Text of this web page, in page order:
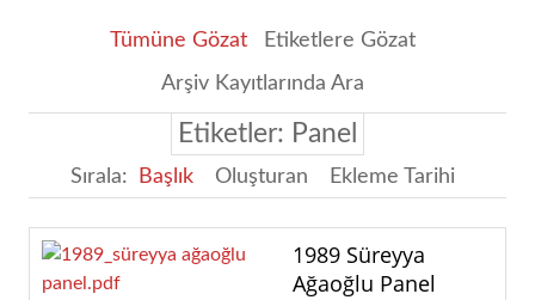
Tümüne Gözat
Etiketlere Gözat
Arşiv Kayıtlarında Ara
Etiketler: Panel
Sırala: Başlık Oluşturan Ekleme Tarihi
1989 Süreyya
Ağaoğlu Panel